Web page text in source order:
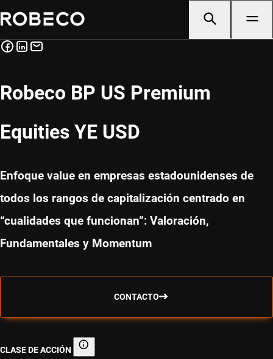
Robeco BP US Premium
Equities YE USD
Enfoque value en empresas estadounidenses de
todos los rangos de capitalización centrado en
“cualidades que funcionan”: Valoración,
Fundamentales y Momentum
CONTACTO
CLASE DE ACCIÓN Clase de acción